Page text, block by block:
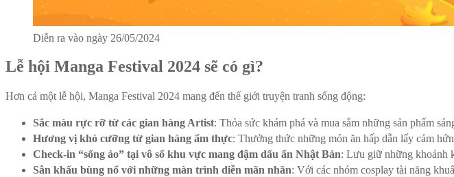
Diễn ra vào ngày 26/05/2024
Lễ hội Manga Festival 2024 sẽ có gì?
Hơn cả một lễ hội, Manga Festival 2024 mang đến thế giới truyện tranh sống động:
Sắc màu rực rỡ từ các gian hàng Artist: Thỏa sức khám phá và mua sắm những sản phẩm
Hương vị khó cưỡng từ gian hàng ẩm thực: Thưởng thức những món ăn hấp dẫn lấy cảm
Check-in “sống ảo” tại vô số khu vực mang đậm dấu ấn Nhật Bản: Lưu giữ những khoảnh
Sân khấu bùng nổ với những màn trình diễn mãn nhãn: Với các nhóm cosplay tài năng